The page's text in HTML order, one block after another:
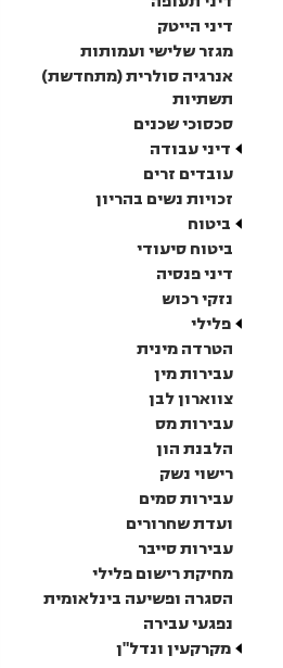
דיני הייטק
מגזר שלישי ועמותות
אנרגיה סולרית (מתחדשת)
תשתיות
סכסוכי שכנים
דיני עבודה
עובדים זרים
זכויות נשים בהריון
ביטוח
ביטוח סיעודי
דיני פנסיה
נזקי רכוש
פלילי
הטרדה מינית
עבירות מין
צווארון לבן
עבירות מס
הלבנת הון
רישוי נשק
עבירות סמים
ועדת שחרורים
עבירות סייבר
מחיקת רישום פלילי
הסגרה ופשיעה בינלאומית
נפגעי עבירה
מקרקעין ונדל"ן